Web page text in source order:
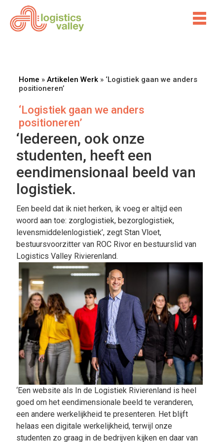
Home » Artikelen Werk» ‘Logistiek gaan we anders
positioneren’
‘Logistiek gaan we anders
positioneren’
‘Iedereen, ook onze
studenten, heeft een
eendimensionaal beeld van
logistiek.
Een beeld dat ik niet herken, ik voeg er altijd een
woord aan toe: zorglogistiek, bezorglogistiek,
levensmiddelenlogistiek’, zegt Stan Vloet,
bestuursvoorzitter van ROC Rivor en bestuurslid van
Logistics Valley Rivierenland.
‘Een website als In de Logistiek Rivierenland is heel
goed om het eendimensionale beeld te veranderen,
een andere werkelijkheid te presenteren. Het blijft
helaas een digitale werkelijkheid, terwijl onze
studenten zo graag in de bedrijven kijken en daar van